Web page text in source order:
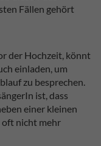
Fällen gehört
der Hochzeit, könnt
einladen, um
zu besprechen.
ist, dass
einer kleinen
oft nicht mehr